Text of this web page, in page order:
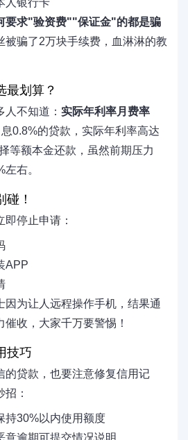
人银行卡
要求"验资费""保证金"的都是骗
被骗了2万块手续费，血淋淋的教
最划算？
不知道： 实际年利率月费率
0.8%的贷款，实际年利率高达
等额本金还款，虽然前期压力
右。
！
停止申请：
APP
因为让人远程操作手机，结果通
收，大家千万要警惕！
技巧
的贷款，也要注意修复信用记
：
持30%以内使用额度
意逾期可提交情况说明